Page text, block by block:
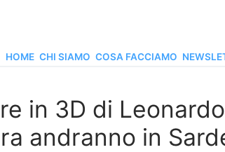
HOME CHI SIAMO COSA FACCIAMO
in 3D di
andranno in